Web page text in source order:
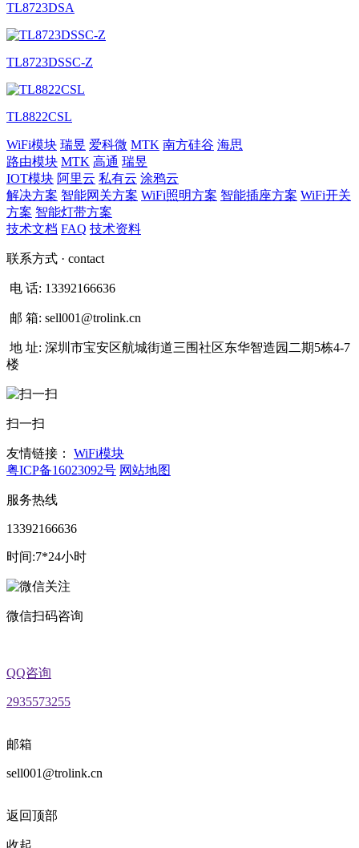
TL8723DSA
TL8723DSSC-Z
TL8822CSL
WiFi模块 瑞昱 爱科微 MTK 南方硅谷 海思
路由模块 MTK 高通 瑞昱
IOT模块 阿里云 私有云 涂鸦云
解决方案 智能网关方案 WiFi照明方案 智能插座方案 WiFi开关
方案 智能灯带方案
技术文档 FAQ 技术资料
联系方式 · contact
电 话: 13392166636
邮 箱: sell001@trolink.cn
地 址: 深圳市宝安区航城街道三围社区东华智造园二期5栋4-7
楼
扫一扫
友情链接：
WiFi模块
粤ICP备16023092号 网站地图
服务热线
13392166636
时间:7*24小时
微信扫码咨询
QQ咨询
2935573255
邮箱
sell001@trolink.cn
返回顶部
收起